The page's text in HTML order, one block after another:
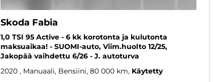
Skoda Fabia
1,0 TSI 95 Active - 6 kk korotonta ja kulutonta
maksuaikaa! - SUOMI-auto, Viim.huolto 12/25,
Jakopää vaihdettu 6/26 - J. autoturva
2020 , Manuaali, Bensiini, 80 000 km Käytetty